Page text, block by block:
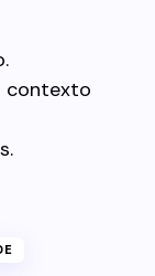
contexto